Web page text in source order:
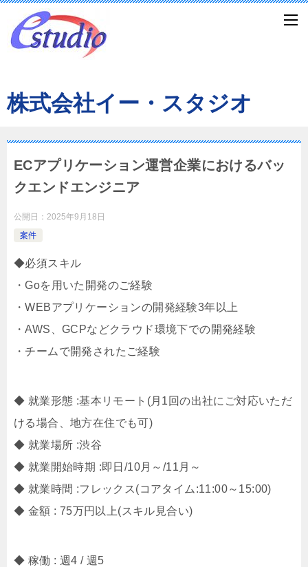
株式会社イー・スタジオ
ECアプリケーション運営企業におけるバッ
クエンドエンジニア
公開日： 2025年9月18日
案件
◆必須スキル
・Goを用いた開発のご経験
・WEBアプリケーションの開発経験3年以上
・AWS、GCPなどクラウド環境下での開発経験
・チームで開発されたご経験
◆ 就業形態 :基本リモート(月1回の出社にご対応いただ
ける場合、地方在住でも可)
◆ 就業場所 :渋谷
◆ 就業開始時期 :即日/10月～/11月～
◆ 就業時間 :フレックス(コアタイム:11:00～15:00)
◆ 金額 : 75万円以上(スキル見合い)
◆ 稼働 : 週4 / 週5